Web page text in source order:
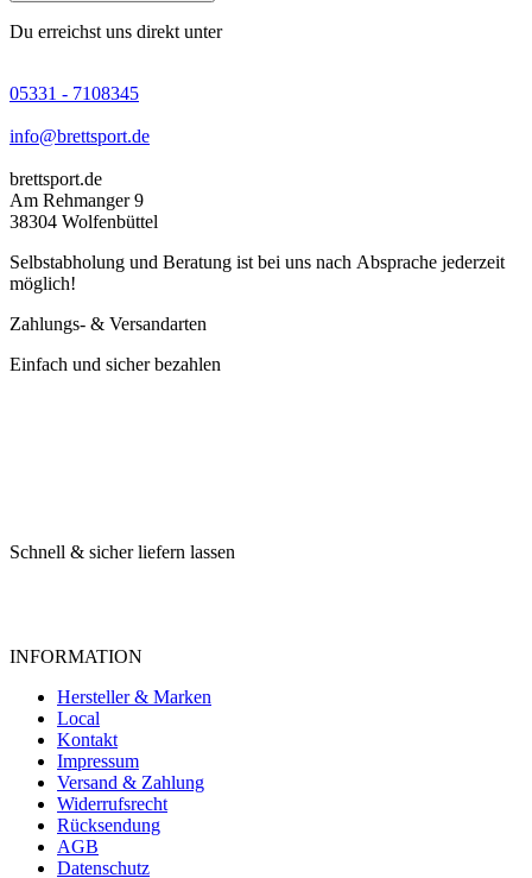
Du erreichst uns direkt unter
05331 - 7108345
info@brettsport.de
brettsport.de
Am Rehmanger 9
38304 Wolfenbüttel
Selbstabholung und Beratung ist bei uns nach Absprache jederzeit
möglich!
Zahlungs- & Versandarten
Einfach und sicher bezahlen
Schnell & sicher liefern lassen
INFORMATION
Hersteller & Marken
Local
Kontakt
Impressum
Versand & Zahlung
Widerrufsrecht
Rücksendung
AGB
Datenschutz